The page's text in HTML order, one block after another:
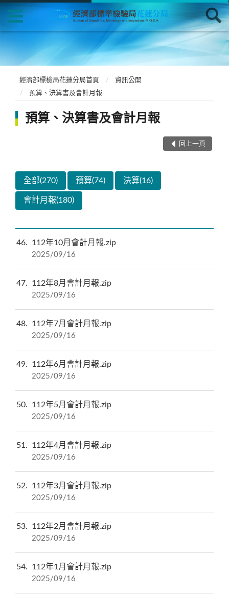
經濟部標檢局花蓮分局首頁
資訊公開
預算、決算書及會計月報
預算、決算書及會計月報
回上一頁
全部(270) 預算(74) 決算(16)
會計月報(180)
46 112年10月會計月報.zip
2025/09/16
47 112年8月會計月報.zip
2025/09/16
48 112年7月會計月報.zip
2025/09/16
49 112年6月會計月報.zip
2025/09/16
50 112年5月會計月報.zip
2025/09/16
51 112年4月會計月報.zip
2025/09/16
52 112年3月會計月報.zip
2025/09/16
53 112年2月會計月報.zip
2025/09/16
54 112年1月會計月報.zip
2025/09/16